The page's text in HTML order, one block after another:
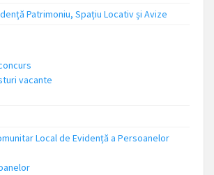
Patrimoniu, Spațiu Locativ și Avize
vacante
Local de Evidență a Persoanelor